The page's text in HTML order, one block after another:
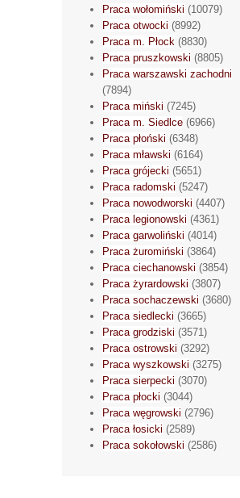
Praca wołomiński (10079)
Praca otwocki (8992)
Praca m. Płock (8830)
Praca pruszkowski (8805)
Praca warszawski zachodni
(7894)
Praca miński (7245)
Praca m. Siedlce (6966)
Praca płoński (6348)
Praca mławski (6164)
Praca grójecki (5651)
Praca radomski (5247)
Praca nowodworski (4407)
Praca legionowski (4361)
Praca garwoliński (4014)
Praca żuromiński (3864)
Praca ciechanowski (3854)
Praca żyrardowski (3807)
Praca sochaczewski (3680)
Praca siedlecki (3665)
Praca grodziski (3571)
Praca ostrowski (3292)
Praca wyszkowski (3275)
Praca sierpecki (3070)
Praca płocki (3044)
Praca węgrowski (2796)
Praca łosicki (2589)
Praca sokołowski (2586)